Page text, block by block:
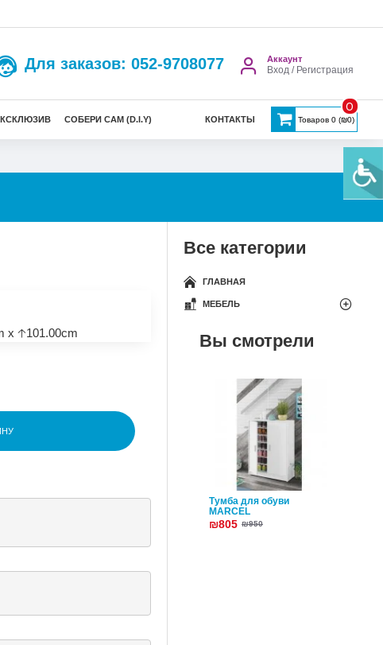
Для заказов: 052-9708077 Аккаунт
Вход / Регистрация
СОБЕРИ САМ (D.I.Y) КОНТАКТЫ Товаров 0 (₪0)
0
x 🡡101.00cm
Все категории
ГЛАВНАЯ
МЕБЕЛЬ
Вы смотрели
Тумба для обуви
MARCEL
₪805 ₪950